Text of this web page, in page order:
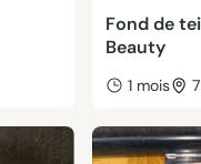
Fond de
Beauty
1 mois